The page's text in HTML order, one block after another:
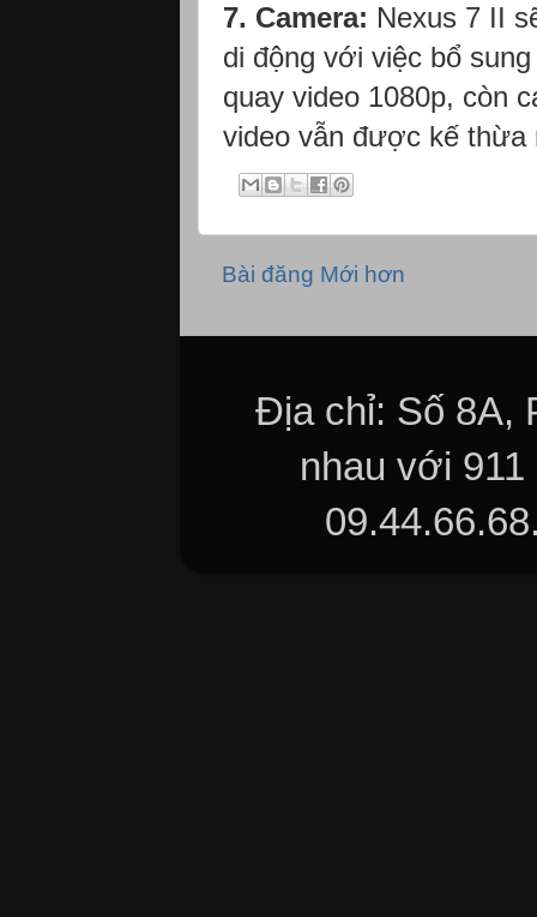
7. Camera: Nexus 7 II
di động với việc bổ
quay video 1080p, còn
video vẫn được kế thừa
Bài đăng Mới hơn
Địa chỉ: Số 8A,
nhau với